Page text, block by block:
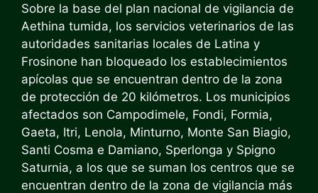
Sobre la base del plan nacional de vigilancia de
Aethina tumida, los servicios veterinarios de las
autoridades sanitarias locales de Latina y
Frosinone han bloqueado los establecimientos
apícolas que se encuentran dentro de la zona
de protección de 20 kilómetros. Los municipios
afectados son Campodimele, Fondi, Formia,
Gaeta, Itri, Lenola, Minturno, Monte San Biagio,
Santi Cosma e Damiano, Sperlonga y Spigno
Saturnia, a los que se suman los centros que se
encuentran dentro de la zona de vigilancia más